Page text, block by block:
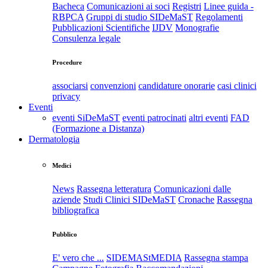
Bacheca Comunicazioni ai soci Registri Linee guida -
RBPCA Gruppi di studio SIDeMaST Regolamenti
Pubblicazioni Scientifiche IJDV Monografie
Consulenza legale
Procedure
associarsi convenzioni candidature onorarie casi clinici
privacy
Eventi
eventi SiDeMaST eventi patrocinati altri eventi FAD
(Formazione a Distanza)
Dermatologia
Medici
News Rassegna letteratura Comunicazioni dalle
aziende Studi Clinici SIDeMaST Cronache Rassegna
bibliografica
Pubblico
E' vero che ... SIDEMAStMEDIA Rassegna stampa